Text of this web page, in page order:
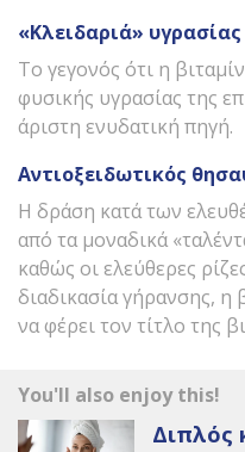
«Κλειδαριά» υγρασίας
Το γεγονός ότι η
φυσικής υγρασίας της
άριστη ενυδατική πηγή.
Αντιοξειδωτικός
Η δράση κατά των
από τα μοναδικά
καθώς οι ελεύθερες
διαδικασία γήρανσης, η
να φέρει τον τίτλο της
You'll also enjoy this!
Διπλός